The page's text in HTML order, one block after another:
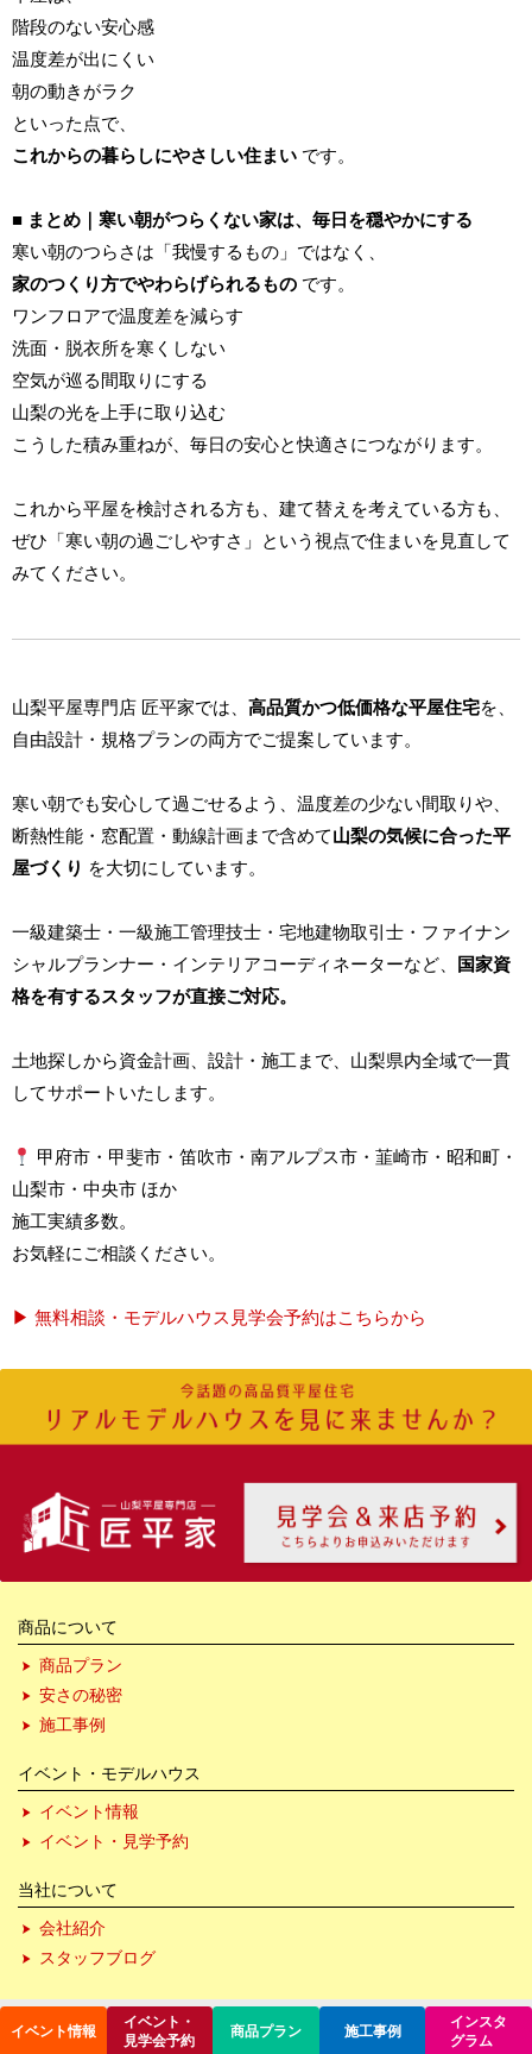
階段のない安心感
温度差が出にくい
朝の動きがラク
といった点で、
これからの暮らしにやさしい住まい です。
■ まとめ｜寒い朝がつらくない家は、毎日を穏やかにする
寒い朝のつらさは「我慢するもの」ではなく、
家のつくり方でやわらげられるもの です。
ワンフロアで温度差を減らす
洗面・脱衣所を寒くしない
空気が巡る間取りにする
山梨の光を上手に取り込む
こうした積み重ねが、毎日の安心と快適さにつながります。
これから平屋を検討される方も、建て替えを考えている方も、
ぜひ「寒い朝の過ごしやすさ」という視点で住まいを見直して
みてください。
山梨平屋専門店 匠平家では、 高品質かつ低価格な平屋住宅を、
自由設計・規格プランの両方でご提案しています。
寒い朝でも安心して過ごせるよう、温度差の少ない間取りや、
断熱性能・窓配置・動線計画まで含めて山梨の気候に合った平
屋づくり を大切にしています。
一級建築士・一級施工管理技士・宅地建物取引士・ファイナン
シャルプランナー・インテリアコーディネーターなど、
国家資
格を有するスタッフが直接ご対応。
土地探しから資金計画、設計・施工まで、山梨県内全域で一貫
してサポートいたします。
甲府市・甲斐市・笛吹市・南アルプス市・韮崎市・昭和町・
山梨市・中央市 ほか
施工実績多数。
お気軽にご相談ください。
▶︎ 無料相談・モデルハウス見学会予約はこちらから
イベント情報
イベント・
見学会予約
商品プラン 施工事例
インスタ
グラム
商品について
商品プラン
安さの秘密
施工事例
イベント・モデルハウス
イベント情報
イベント・見学予約
当社について
会社紹介
スタッフブログ